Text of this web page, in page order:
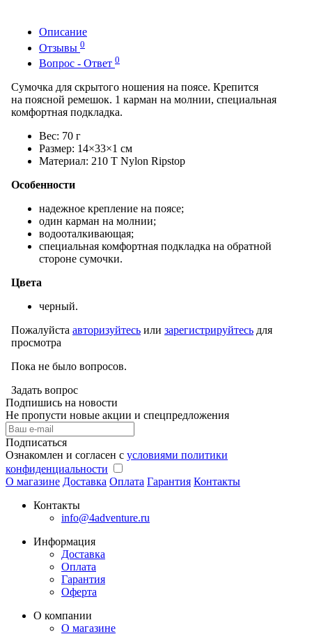
Описание
Отзывы 0
Вопрос - Ответ 0
Сумочка для скрытого ношения на поясе. Крепится
на поясной ремешок. 1 карман на молнии, специальная
комфортная подкладка.
Вес: 70 г
Размер: 14×33×1 см
Материал: 210 T Nylon Ripstop
Особенности
надежное крепление на поясе;
один карман на молнии;
водооталкивающая;
специальная комфортная подкладка на обратной
стороне сумочки.
Цвета
черный.
Пожалуйста авторизуйтесь или зарегистрируйтесь для
просмотра
Пока не было вопросов.
Задать вопрос
Подпишись на новости
Не пропусти новые акции и спецпредложения
Подписаться
Ознакомлен и согласен с условиями политики
конфиденциальности
О магазине Доставка Оплата Гарантия Контакты
Контакты
info@4adventure.ru
Информация
Доставка
Оплата
Гарантия
Оферта
О компании
О магазине